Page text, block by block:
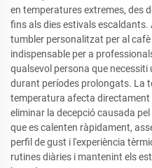
en temperatures extremes, des
fins als dies estivals
tumbler personalitzat per al cafè
indispensable per a
qualsevol persona que
durant períodes prolongats. La
temperatura afecta directament
eliminar la decepció causada
que es calenten ràpidament,
perfil de gust i l'experiència
rutines diàries i mantenint els